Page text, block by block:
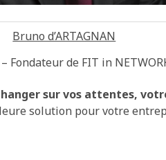
Bruno d’ARTAGNAN
Fondateur de FIT in
sur vos attentes,
solution pour votre